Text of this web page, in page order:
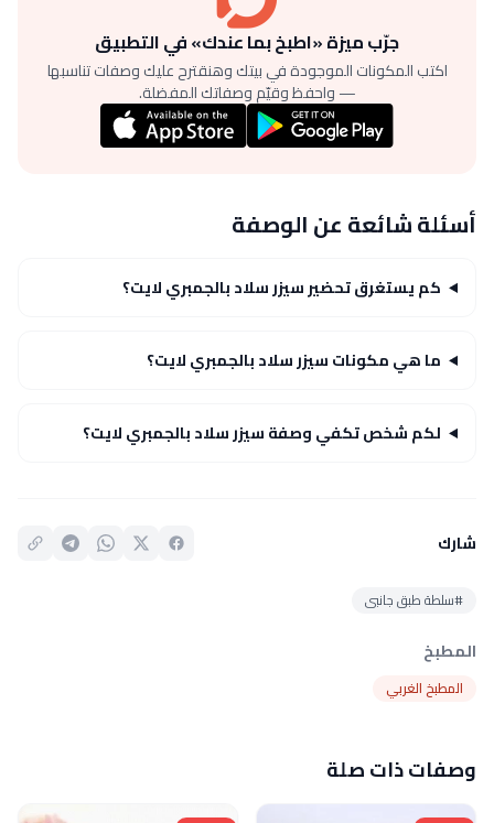
جرّب ميزة «اطبخ بما عندك» في التطبيق
اكتب المكونات الموجودة في بيتك وهنقترح عليك وصفات تناسبها
— واحفظ وقيّم وصفاتك المفضلة.
أسئلة شائعة عن الوصفة
كم يستغرق تحضير سيزر سلاد بالجمبري لايت؟
ما هي مكونات سيزر سلاد بالجمبري لايت؟
لكم شخص تكفي وصفة سيزر سلاد بالجمبري لايت؟
شارك
#سلطة طبق جانبى
المطبخ
المطبخ الغربي
وصفات ذات صلة